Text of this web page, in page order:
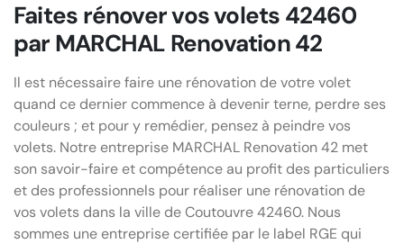
Faites rénover vos volets 42460
par MARCHAL Renovation 42
Il est nécessaire faire une rénovation de votre volet
quand ce dernier commence à devenir terne, perdre ses
couleurs ; et pour y remédier, pensez à peindre vos
volets. Notre entreprise MARCHAL Renovation 42 met
son savoir-faire et compétence au profit des particuliers
et des professionnels pour réaliser une rénovation de
vos volets dans la ville de Coutouvre 42460. Nous
sommes une entreprise certifiée par le label RGE qui